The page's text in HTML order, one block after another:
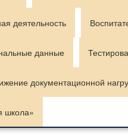
деятельность
данные
документационной
школа»